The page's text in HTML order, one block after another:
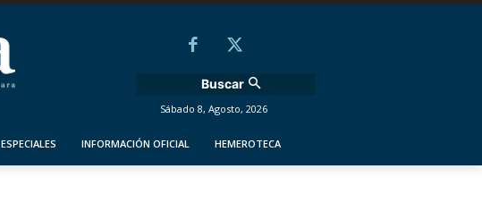
Buscar
Sábado 8, Agosto, 2026
ESPECIALES INFORMACIÓN OFICIAL HEMEROTECA